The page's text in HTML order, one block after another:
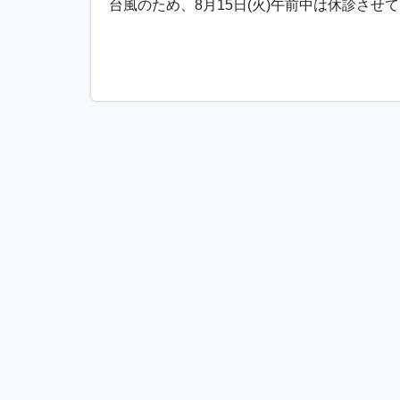
台風のため、8月15日(火)午前中は休診させて